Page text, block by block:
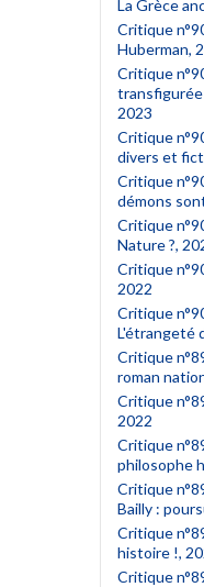
La Grèce
Critique
Huberman,
Critique
transfigurée
2023
Critique
divers et
Critique
démons
Critique
Nature ?,
Critique
2022
Critique
L'étrangeté
Critique
roman
Critique
2022
Critique
philosophe
Critique
Bailly :
Critique
histoire !,
Critique